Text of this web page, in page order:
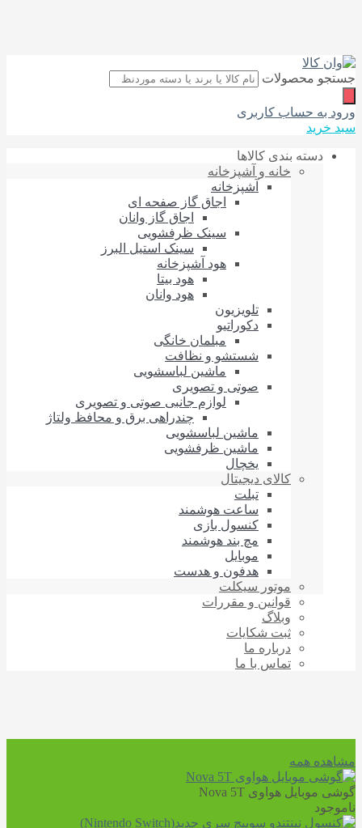
جستجو محصولات
ورود به حساب کاربری
سبد خرید
دسته بندی کالاها
خانه و آشپزخانه
آشپزخانه
اجاق گاز صفحه‌ ای
اجاق گاز وانان
سینک ظرفشویی
سینک استیل البرز
هود آشپزخانه
هود بیتا
هود وانان
تلویزیون
دکوراتیو
مبلمان خانگی
شستشو و نظافت
ماشین لباسشویی
صوتی و تصویری
لوازم جانبی صوتی و تصویری
چندراهی برق و محافظ ولتاژ
ماشین لباسشویی
ماشین ظرفشویی
یخچال
کالای دیجیتال
تبلت
ساعت هوشمند
کنسول بازی
مچ بند هوشمند
موبایل
هدفون و هدست
موتور سیکلت
قوانین و مقررات
وبلاگ
ثبت شکایات
درباره‌ ما
تماس با ما
مشاهده همه
گوشی موبایل هواوی Nova 5T
ناموجود